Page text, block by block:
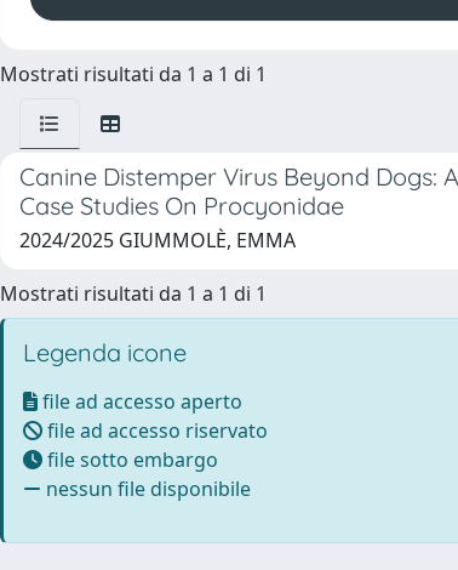
Mostrati risultati da 1 a 1 di 1
Canine Distemper Virus Beyond Dogs:
Case Studies On Procyonidae
2024/2025 GIUMMOLÈ, EMMA
Mostrati risultati da 1 a 1 di 1
Legenda icone
file ad accesso aperto
file ad accesso riservato
file sotto embargo
nessun file disponibile